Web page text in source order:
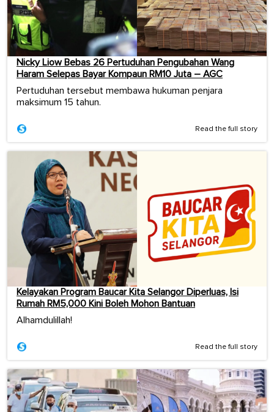
Nicky Liow Bebas 26 Pertuduhan Pengubahan Wang
Haram Selepas Bayar Kompaun RM10 Juta – AGC
Pertuduhan tersebut membawa hukuman penjara
maksimum 15 tahun.
Read the full story
Kelayakan Program Baucar Kita Selangor Diperluas, Isi
Rumah RM5,000 Kini Boleh Mohon Bantuan
Alhamdulillah!
Read the full story